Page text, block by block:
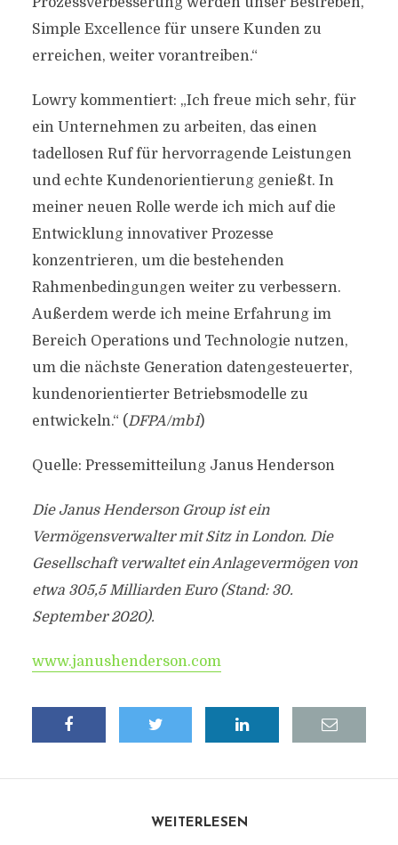
Simple Excellence für unsere Kunden zu
erreichen, weiter vorantreiben.“
Lowry kommentiert: „Ich freue mich sehr, für
ein Unternehmen zu arbeiten, das einen
tadellosen Ruf für hervorragende Leistungen
und echte Kundenorientierung genießt. In
meiner neuen Rolle werde ich mich auf die
Entwicklung innovativer Prozesse
konzentrieren, um die bestehenden
Rahmenbedingungen weiter zu verbessern.
Außerdem werde ich meine Erfahrung im
Bereich Operations und Technologie nutzen,
um die nächste Generation datengesteuerter,
kundenorientierter Betriebsmodelle zu
entwickeln.“ (DFPA/mb1)
Quelle: Pressemitteilung Janus Henderson
Die Janus Henderson Group ist ein
Vermögensverwalter mit Sitz in London. Die
Gesellschaft verwaltet ein Anlagevermögen von
etwa 305,5 Milliarden Euro (Stand: 30.
September 2020).
www.janushenderson.com
WEITERLESEN